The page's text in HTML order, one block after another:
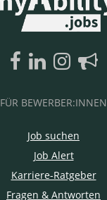
FÜR BEWERBER:INNEN
Job suchen
Job Alert
Karriere-Ratgeber
Fragen & Antworten